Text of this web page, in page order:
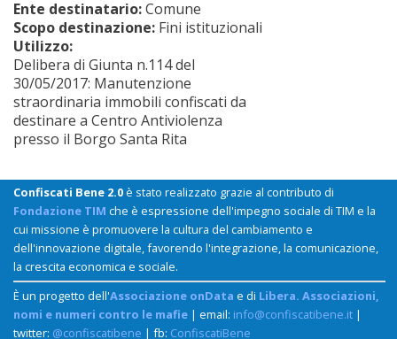
Ente destinatario:Comune
Scopo destinazione: Fini istituzionali
Utilizzo:
Delibera di Giunta n.114 del
30/05/2017: Manutenzione
straordinaria immobili confiscati da
destinare a Centro Antiviolenza
presso il Borgo Santa Rita
Confiscati Bene 2.0è stato realizzato grazie al contributo di
Fondazione TIM che è espressione dell'impegno sociale di TIM e la
cui missione è promuovere la cultura del cambiamento e
dell'innovazione digitale, favorendo l'integrazione, la comunicazione,
la crescita economica e sociale.
È un progetto dell'Associazione onData e di Libera. Associazioni,
nomi e numeri contro le mafie | email: info@confiscatibene.it |
twitter: @confiscatibene | fb: ConfiscatiBene